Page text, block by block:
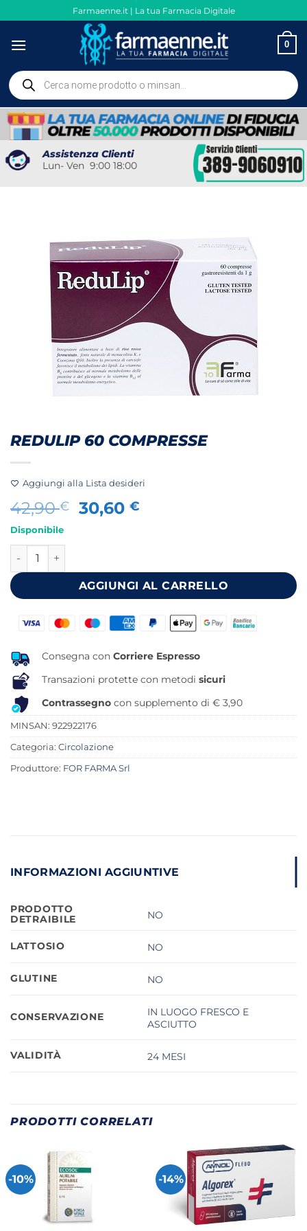
ai
contenuti
Farmaenne.it | La tua Farmacia Digitale
0
Ricerca
prodotti
Assistenza Clienti
Lun- Ven 9:00 18:00
REDULIP 60 COMPRESSE
Aggiungi alla Lista desideri
42,90€
Il
42,90 €.
30,60€
30,60 €.
Disponibile
REDULIP 60 COMPRESSE quantità
AGGIUNGI AL CARRELLO
Consegna con Corriere Espresso
Transazioni protette con metodi sicuri
Contrassegno con supplemento di € 3,90
MINSAN: 922922176
Categoria: Circolazione
Produttore: FOR FARMA Srl
INFORMAZIONI AGGIUNTIVE
PRODOTTO
DETRAIBILE
NO
LATTOSIO NO
GLUTINE NO
CONSERVAZIONE
IN LUOGO FRESCO E
ASCIUTTO
VALIDITÀ 24 MESI
PRODOTTI CORRELATI
-10% -14%